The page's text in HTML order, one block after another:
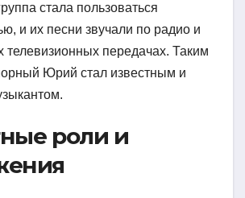
стала пользоваться
и их песни звучали по радио и
телевизионных передачах. Таким
Юрий стал известным и
роли и